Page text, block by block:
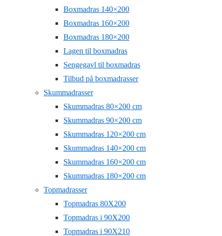
Boxmadras 140×200
Boxmadras 160×200
Boxmadras 180×200
Lagen til boxmadras
Sengegavl til boxmadras
Tilbud på boxmadrasser
Skummadrasser
Skummadras 80×200 cm
Skummadras 90×200 cm
Skummadras 120×200 cm
Skummadras 140×200 cm
Skummadras 160×200 cm
Skummadras 180×200 cm
Topmadrasser
Topmadras 80X200
Topmadras i 90X200
Topmadras i 90X210